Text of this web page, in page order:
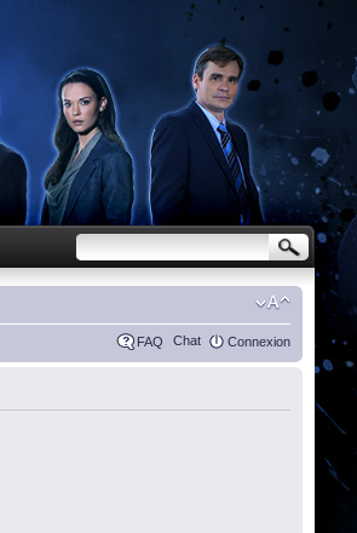
FAQ Chat Connexion